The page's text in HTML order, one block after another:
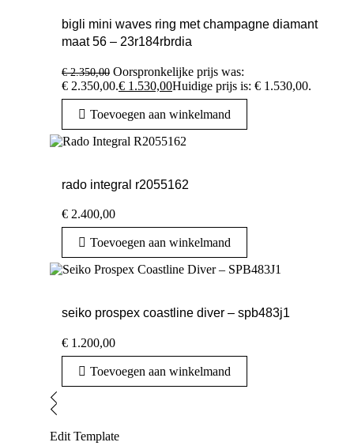
bigli mini waves ring met champagne diamant
maat 56 – 23r184rbrdia
€2.350,00 Oorspronkelijke prijs was:
€ 2.350,00.€ 1.530,00Huidige prijs is: € 1.530,00.
Toevoegen aan winkelmand
rado integral r2055162
€ 2.400,00
Toevoegen aan winkelmand
seiko prospex coastline diver – spb483j1
€ 1.200,00
Toevoegen aan winkelmand
Edit Template